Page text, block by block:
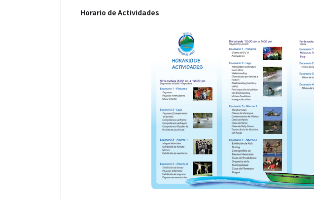
Horario de Actividades
Espectáculos
“Donde quiera que estés” el
primer capítulo del universo de
“FRAGMENTOS” su próximo
álbum de estudio